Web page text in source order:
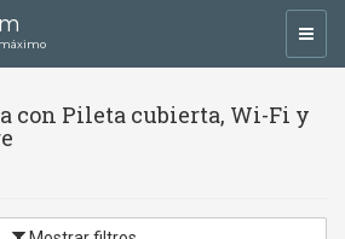
con Pileta cubierta, Wi-Fi y